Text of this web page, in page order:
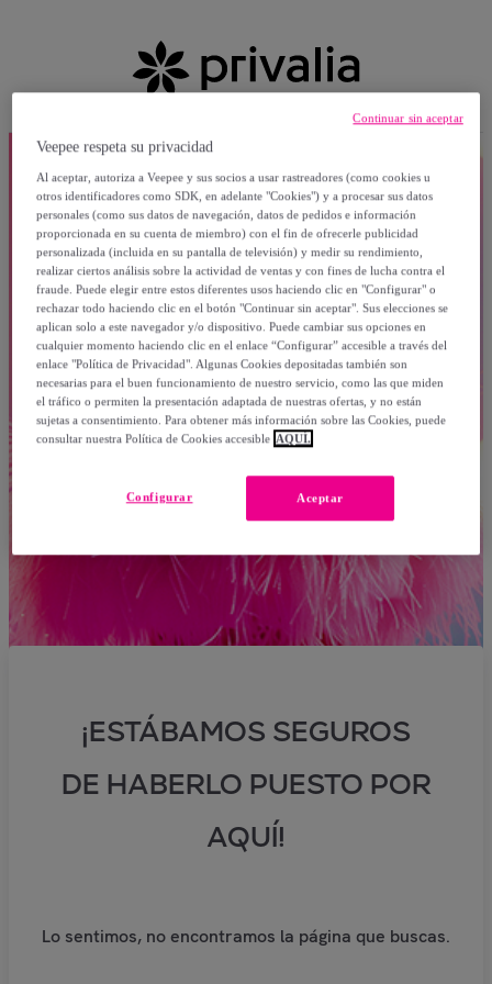
¡ESTÁBAMOS SEGUROS
DE HABERLO PUESTO POR
AQUÍ!
Lo sentimos, no encontramos la página que buscas.
Veepee respeta su privacidad
Al aceptar, autoriza a Veepee y sus socios a usar rastreadores (como cookies u
otros identificadores como SDK, en adelante "Cookies") y a procesar sus datos
personales (como sus datos de navegación, datos de pedidos e información
proporcionada en su cuenta de miembro) con el fin de ofrecerle publicidad
personalizada (incluida en su pantalla de televisión) y medir su rendimiento,
realizar ciertos análisis sobre la actividad de ventas y con fines de lucha contra el
fraude. Puede elegir entre estos diferentes usos haciendo clic en "Configurar" o
rechazar todo haciendo clic en el botón "Continuar sin aceptar". Sus elecciones se
aplican solo a este navegador y/o dispositivo. Puede cambiar sus opciones en
cualquier momento haciendo clic en el enlace “Configurar” accesible a través del
enlace "Política de Privacidad". Algunas Cookies depositadas también son
necesarias para el buen funcionamiento de nuestro servicio, como las que miden
el tráfico o permiten la presentación adaptada de nuestras ofertas, y no están
sujetas a consentimiento. Para obtener más información sobre las Cookies, puede
consultar nuestra Política de Cookies accesible AQUÍ.
Aceptar
Configurar
Continuar sin aceptar